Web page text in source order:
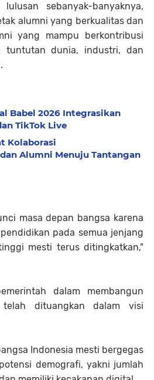
sebanyak-banyaknya,
alumni yang berkualitas dan
yang mampu berkontribusi
tuntutan dunia, industri, dan
Babel 2026 Integrasikan
TikTok Live
Kolaborasi
Alumni Menuju Tantangan
masa depan bangsa karena
pada semua jenjang
mesti terus ditingkatkan,"
dalam membangun
telah dituangkan dalam visi
Indonesia mesti bergegas
demografi, yakni jumlah